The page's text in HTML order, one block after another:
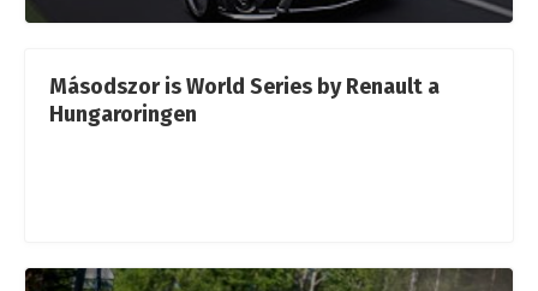
Másodszor is World Series by Renault a
Hungaroringen